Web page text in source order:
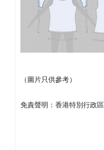
（圖片只供參考）
免責聲明：香港特別行政